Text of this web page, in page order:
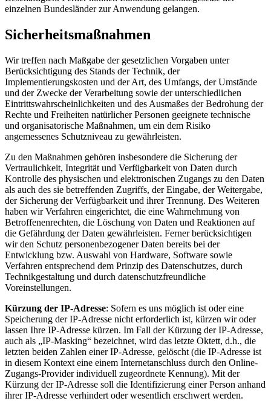
einzelnen Bundesländer zur Anwendung gelangen.
Sicherheitsmaßnahmen
Wir treffen nach Maßgabe der gesetzlichen Vorgaben unter
Berücksichtigung des Stands der Technik, der
Implementierungskosten und der Art, des Umfangs, der Umstände
und der Zwecke der Verarbeitung sowie der unterschiedlichen
Eintrittswahrscheinlichkeiten und des Ausmaßes der Bedrohung der
Rechte und Freiheiten natürlicher Personen geeignete technische
und organisatorische Maßnahmen, um ein dem Risiko
angemessenes Schutzniveau zu gewährleisten.
Zu den Maßnahmen gehören insbesondere die Sicherung der
Vertraulichkeit, Integrität und Verfügbarkeit von Daten durch
Kontrolle des physischen und elektronischen Zugangs zu den Daten
als auch des sie betreffenden Zugriffs, der Eingabe, der Weitergabe,
der Sicherung der Verfügbarkeit und ihrer Trennung. Des Weiteren
haben wir Verfahren eingerichtet, die eine Wahrnehmung von
Betroffenenrechten, die Löschung von Daten und Reaktionen auf
die Gefährdung der Daten gewährleisten. Ferner berücksichtigen
wir den Schutz personenbezogener Daten bereits bei der
Entwicklung bzw. Auswahl von Hardware, Software sowie
Verfahren entsprechend dem Prinzip des Datenschutzes, durch
Technikgestaltung und durch datenschutzfreundliche
Voreinstellungen.
Kürzung der IP-Adresse: Sofern es uns möglich ist oder eine
Speicherung der IP-Adresse nicht erforderlich ist, kürzen wir oder
lassen Ihre IP-Adresse kürzen. Im Fall der Kürzung der IP-Adresse,
auch als „IP-Masking“ bezeichnet, wird das letzte Oktett, d.h., die
letzten beiden Zahlen einer IP-Adresse, gelöscht (die IP-Adresse ist
in diesem Kontext eine einem Internetanschluss durch den Online-
Zugangs-Provider individuell zugeordnete Kennung). Mit der
Kürzung der IP-Adresse soll die Identifizierung einer Person anhand
ihrer IP-Adresse verhindert oder wesentlich erschwert werden.